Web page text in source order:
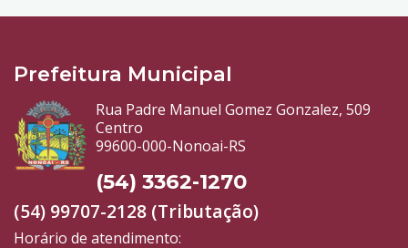
Prefeitura Municipal
Rua Padre Manuel Gomez Gonzalez, 509
Centro
99600-000-Nonoai-RS
(54) 3362-1270
(54) 99707-2128 (Tributação)
Horário de atendimento: